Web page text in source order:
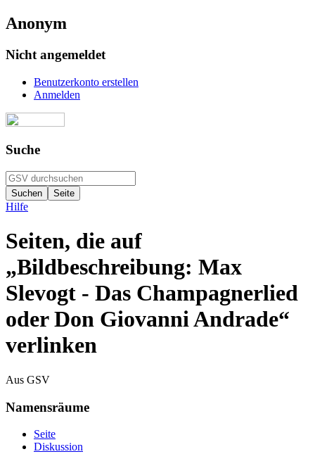
Anonym
Nicht angemeldet
Benutzerkonto erstellen
Anmelden
Suche
Hilfe
Seiten, die auf
„Bildbeschreibung: Max
Slevogt - Das Champagnerlied
oder Don Giovanni Andrade“
verlinken
Aus GSV
Namensräume
Seite
Diskussion